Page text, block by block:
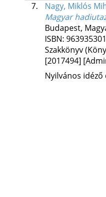
7.
Nagy, Miklós
Magyar
Budapest,
ISBN:
Szakkönyv
[2017494]
Nyilvános idéző